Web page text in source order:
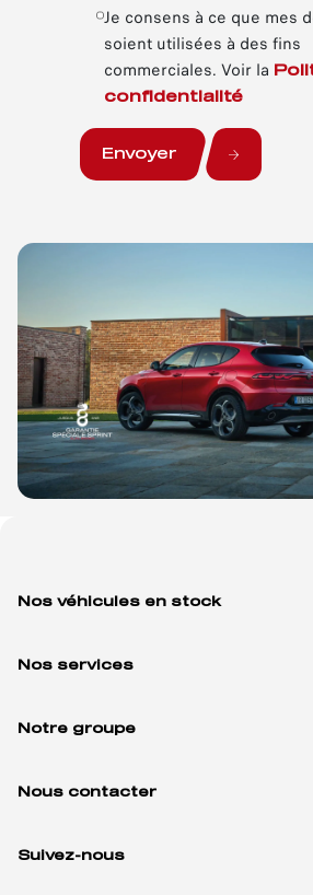
Je consens à ce que mes
soient utilisées à des fins
commerciales. Voir la
confidentialité
Envoyer
Nos véhicules en stock
Nos services
Notre groupe
Nous contacter
Suivez-nous